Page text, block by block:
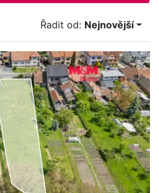
Řadit od: Nejnovější